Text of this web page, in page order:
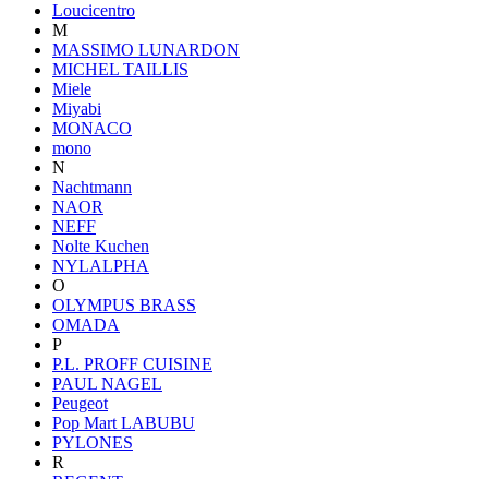
Loucicentro
M
MASSIMO LUNARDON
MICHEL TAILLIS
Miele
Miyabi
MONACO
mono
N
Nachtmann
NAOR
NEFF
Nolte Kuchen
NYLALPHA
O
OLYMPUS BRASS
OMADA
P
P.L. PROFF CUISINE
PAUL NAGEL
Peugeot
Pop Mart LABUBU
PYLONES
R